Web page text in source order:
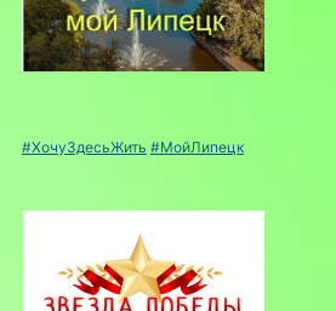
#ХочуЗдесьЖить #МойЛипецк